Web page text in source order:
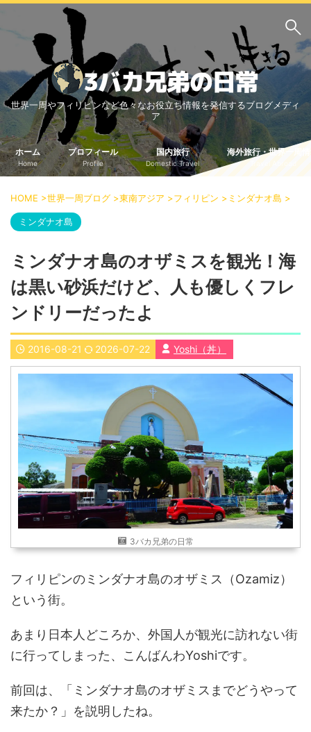
サイト内検索
3バカ兄弟のブログ
三男：増田っちのブロ
グ
次男：タクジのブログ
長男：Yoshiのブログ
ビジネス・ライフハック
車関係
国内旅行
中部
中国・四国
北海道・東北
近畿
世界一周ブログ
アフリカ
アジア
ヨーロッパ
北・中南米
東南アジア
世界一周の準備
Web・ガジェット
スマホ・タブレット
PC・インターネット
ポケモンGO
AND OR
世界一周やフィリピンなど色々なお役立ち情報を発信するブログメディ
ア
ホーム
Home
プロフィール
Profile
国内旅行
Domestic Travel
海外旅行・世界一周
HOME >世界一周ブログ >東南アジア >フィリピン > ミンダナオ島 >
ミンダナオ島
ミンダナオ島のオザミスを観光！海
は黒い砂浜だけど、人も優しくフレ
ンドリーだったよ
2016-08-21 2026-07-22 Yoshi（丼）
3バカ兄弟の日常
フィリピンのミンダナオ島のオザミス（Ozamiz）
という街。
あまり日本人どころか、外国人が観光に訪れない街
に行ってしまった、こんばんわYoshiです。
前回は、「ミンダナオ島のオザミスまでどうやって
来たか？」を説明したね。